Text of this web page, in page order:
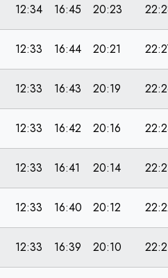
12:34 16:45 20:23
12:33 16:44 20:21
12:33 16:43 20:19
12:33 16:42 20:16
12:33 16:41 20:14
12:33 16:40 20:12
12:33 16:39 20:10